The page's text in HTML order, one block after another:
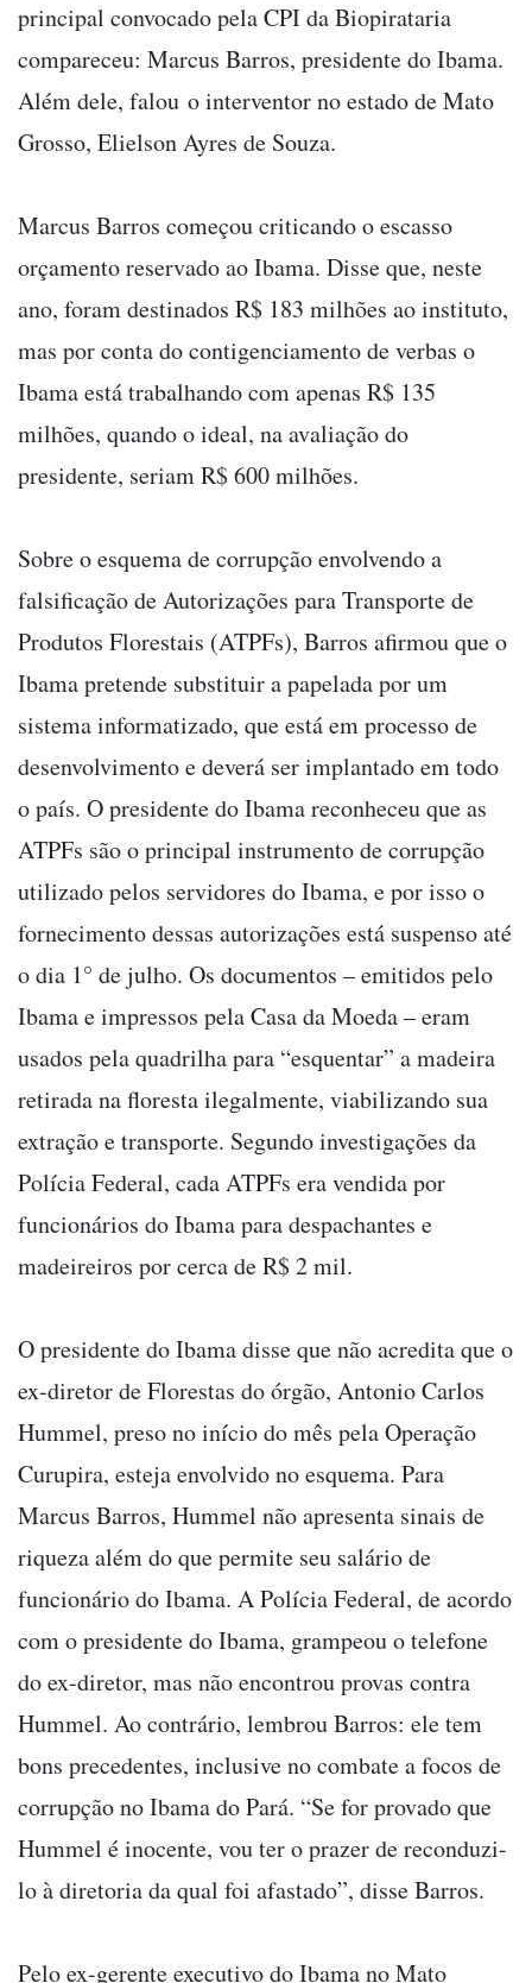
principal convocado pela CPI da Biopirataria
compareceu: Marcus Barros, presidente do Ibama.
Além dele, falou o interventor no estado de Mato
Grosso, Elielson Ayres de Souza.
Marcus Barros começou criticando o escasso
orçamento reservado ao Ibama. Disse que, neste
ano, foram destinados R$ 183 milhões ao instituto,
mas por conta do contigenciamento de verbas o
Ibama está trabalhando com apenas R$ 135
milhões, quando o ideal, na avaliação do
presidente, seriam R$ 600 milhões.
Sobre o esquema de corrupção envolvendo a
falsificação de Autorizações para Transporte de
Produtos Florestais (ATPFs), Barros afirmou que o
Ibama pretende substituir a papelada por um
sistema informatizado, que está em processo de
desenvolvimento e deverá ser implantado em todo
o país. O presidente do Ibama reconheceu que as
ATPFs são o principal instrumento de corrupção
utilizado pelos servidores do Ibama, e por isso o
fornecimento dessas autorizações está suspenso até
o dia 1° de julho. Os documentos – emitidos pelo
Ibama e impressos pela Casa da Moeda – eram
usados pela quadrilha para “esquentar” a madeira
retirada na floresta ilegalmente, viabilizando sua
extração e transporte. Segundo investigações da
Polícia Federal, cada ATPFs era vendida por
funcionários do Ibama para despachantes e
madeireiros por cerca de R$ 2 mil.
O presidente do Ibama disse que não acredita que o
ex-diretor de Florestas do órgão, Antonio Carlos
Hummel, preso no início do mês pela Operação
Curupira, esteja envolvido no esquema. Para
Marcus Barros, Hummel não apresenta sinais de
riqueza além do que permite seu salário de
funcionário do Ibama. A Polícia Federal, de acordo
com o presidente do Ibama, grampeou o telefone
do ex-diretor, mas não encontrou provas contra
Hummel. Ao contrário, lembrou Barros: ele tem
bons precedentes, inclusive no combate a focos de
corrupção no Ibama do Pará. “Se for provado que
Hummel é inocente, vou ter o prazer de reconduzi-
lo à diretoria da qual foi afastado”, disse Barros.
Pelo ex-gerente executivo do Ibama no Mato